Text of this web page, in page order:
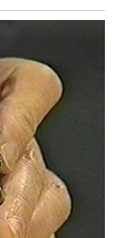
5 minuta!